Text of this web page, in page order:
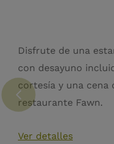
Disfrute de una
con desayuno
cortesía y una cena
restaurante Fawn.
Ver detalles